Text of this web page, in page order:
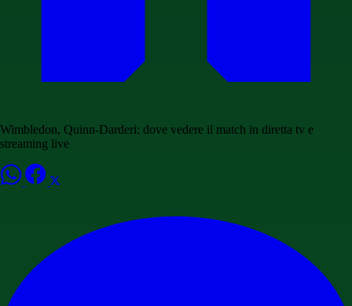
Wimbledon, Quinn-Darderi: dove vedere il match in diretta tv e
streaming live